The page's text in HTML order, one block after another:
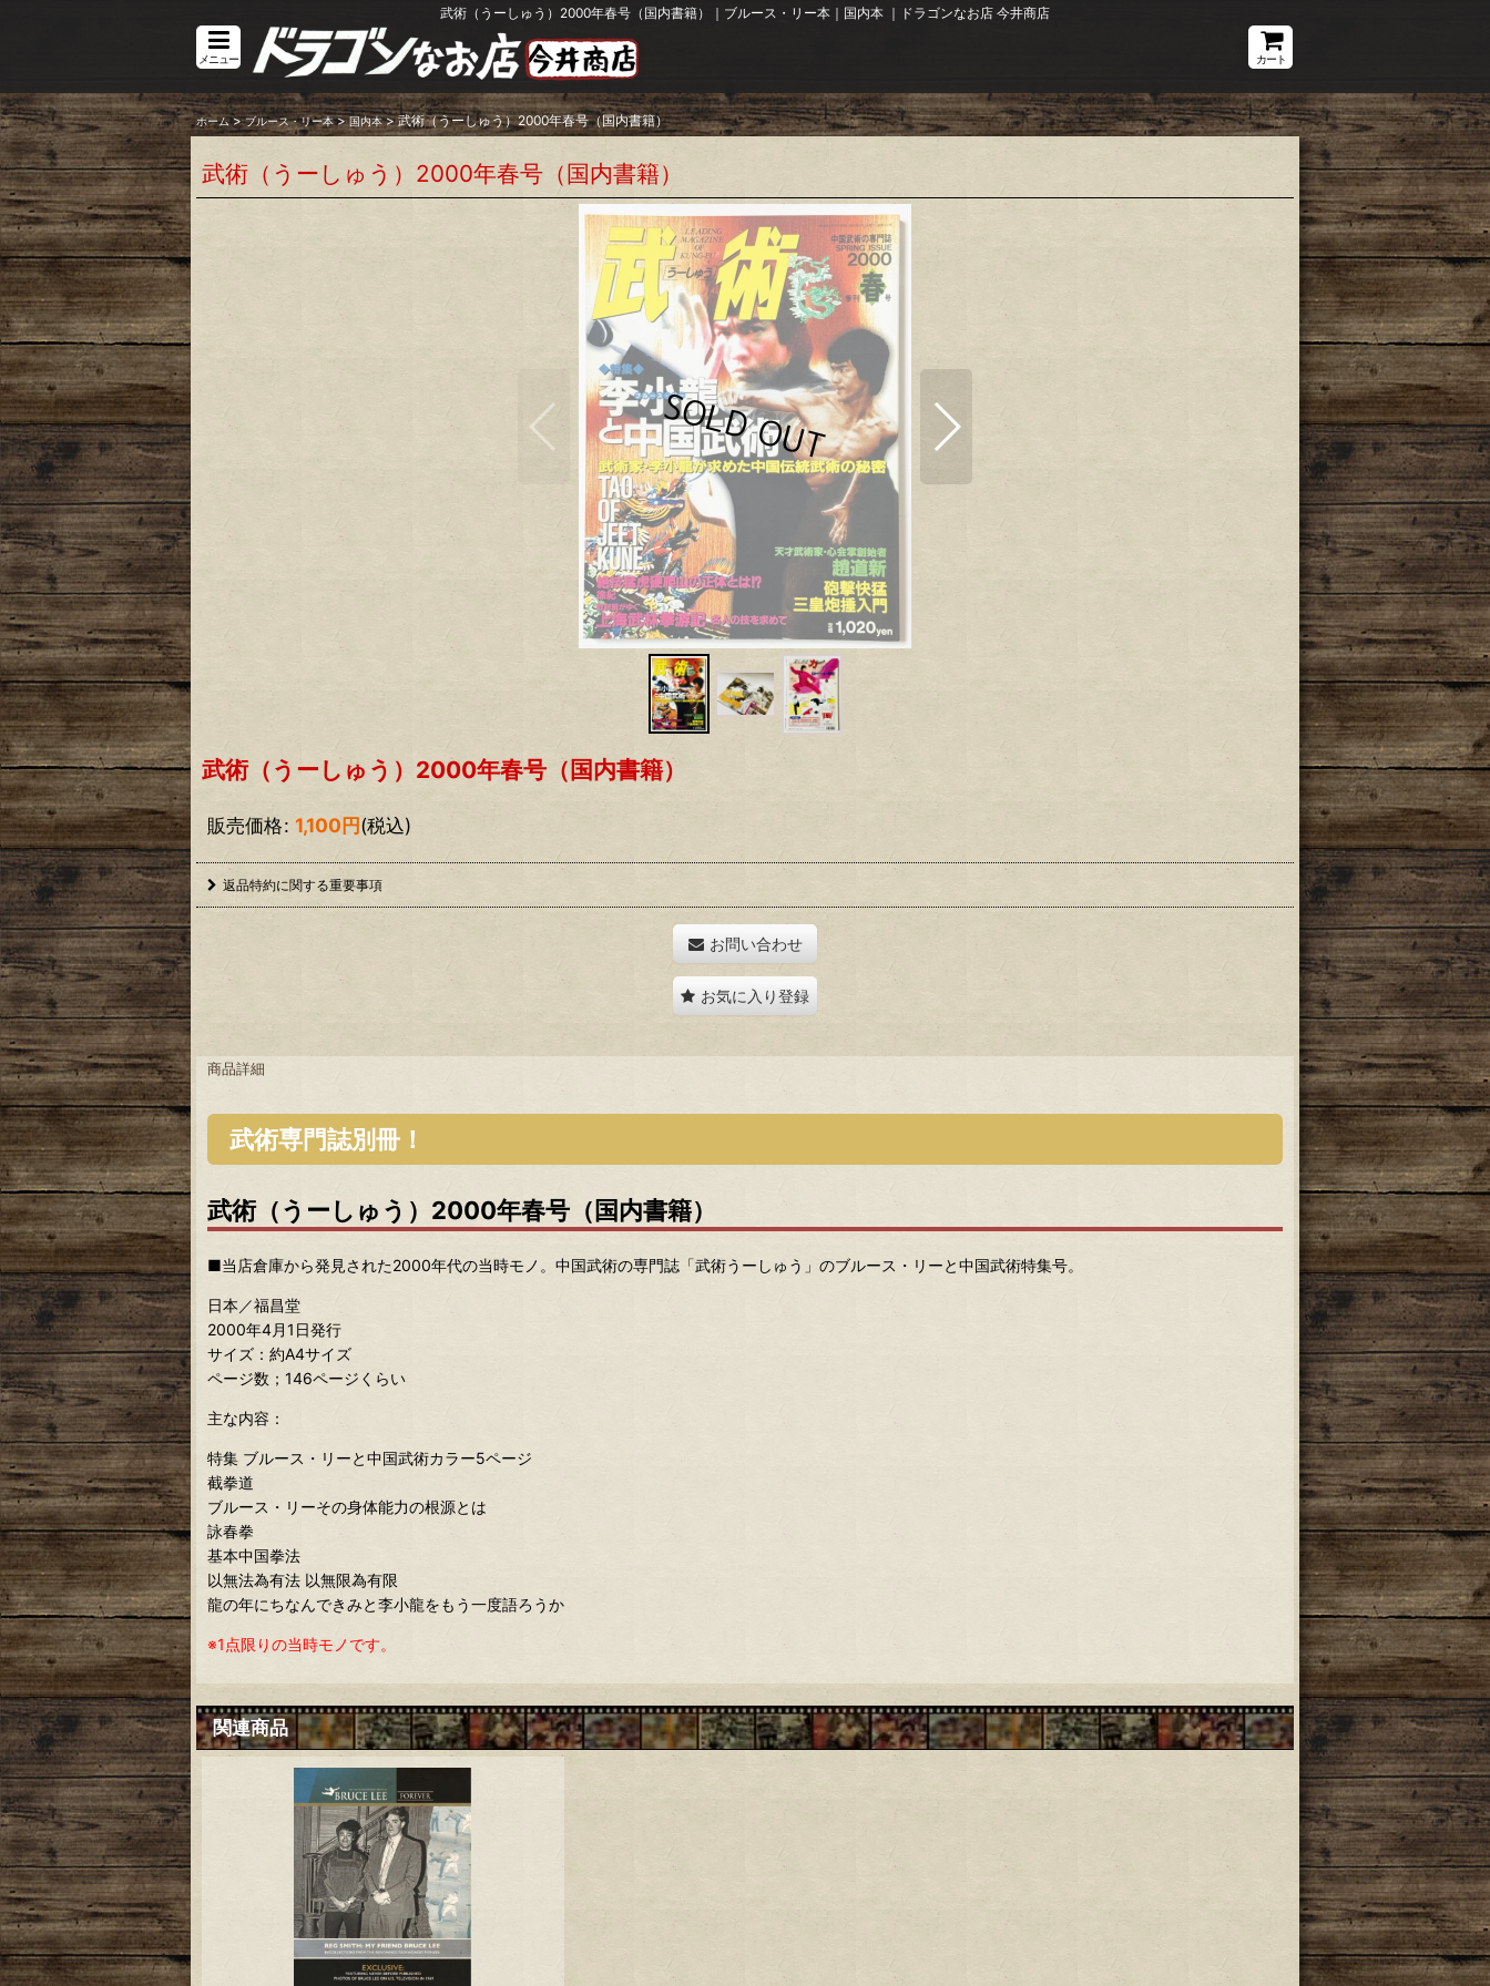
武術（うーしゅう）2000年春号（国内書籍）｜ブルース・リー本｜国内本 ｜ドラゴンなお店 今井商店
メニュー カート
ホーム > ブルース・リー本 > 国内本 > 武術（うーしゅう）2000年春号（国内書籍）
武術（うーしゅう）2000年春号（国内書籍）
武術（うーしゅう）2000年春号（国内書籍）
販売価格: 1,100円(税込)
返品特約に関する重要事項
お問い合わせ
お気に入り登録
商品詳細
武術専門誌別冊！
武術（うーしゅう）2000年春号（国内書籍）
■当店倉庫から発見された2000年代の当時モノ。中国武術の専門誌「武術うーしゅう」のブルース・リーと中国武術特集号。
日本／福昌堂
2000年4月1日発行
サイズ：約A4サイズ
ページ数；146ページくらい
主な内容：
特集 ブルース・リーと中国武術カラー5ページ
截拳道
ブルース・リーその身体能力の根源とは
詠春拳
基本中国拳法
以無法為有法 以無限為有限
龍の年にちなんできみと李小龍をもう一度語ろうか
※1点限りの当時モノです。
関連商品